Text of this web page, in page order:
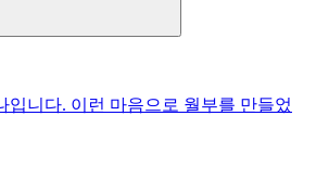
입니다. 이런 마음으로 월부를 만들었